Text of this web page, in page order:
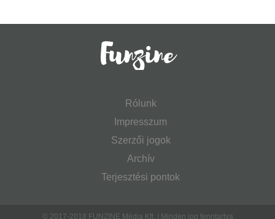
Rólunk
Impresszum
Szerzői jogok
Archív
Terjesztési pontok
© 2017-2018 FUNZINE Média Kft. | Minden jog fenntartva